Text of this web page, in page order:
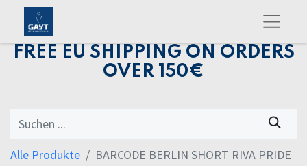
FREE EU SHIPPING ON ORDERS
OVER 150€
Alle Produkte BARCODE BERLIN SHORT RIVA PRIDE